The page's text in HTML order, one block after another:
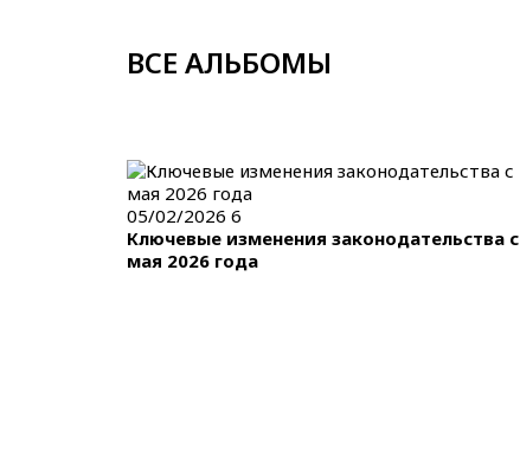
ВСЕ АЛЬБОМЫ
05/02/2026 6
Ключевые изменения законодательства с
мая 2026 года